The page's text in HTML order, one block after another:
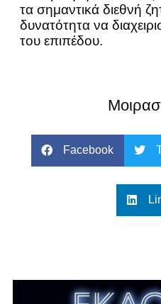
τα σημαντικά διεθνή
δυνατότητα να
του επιπέδου.
Facebook